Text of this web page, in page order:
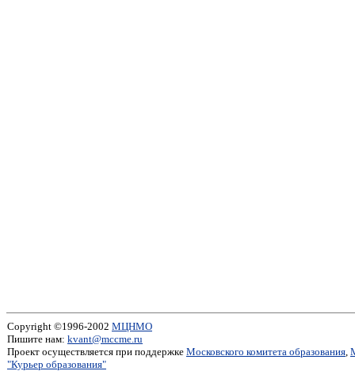
Copyright ©1996-2002 МЦНМО
Пишите нам: kvant@mccme.ru
Проект осуществляется при поддержке Московского комитета образования,
"Курьер образования"